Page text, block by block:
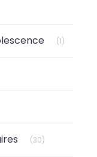
(1)
(30)